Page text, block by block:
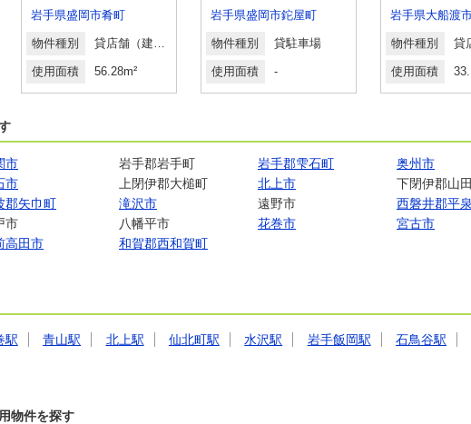
岩手県盛岡市肴町
物件種別 貸店舗（建物一部）
使用面積 56.28m²
岩手県盛岡市鉈屋町
物件種別 貸駐車場
使用面積 -
物件種別
使用面積
市 岩手郡岩手町 岩手郡雫石町
奥州市
市 上閉伊郡大槌町 北上市
下閉伊郡山
郡矢巾町 滝沢市 遠野市
西磐井郡平
市 八幡平市 花巻市
宮古市
高田市 和賀郡西和賀町
駅 青山駅 北上駅 仙北町駅 水沢駅 岩手飯岡駅
石鳥谷駅
物件を探す